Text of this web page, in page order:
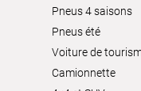
Pneus 4 saisons
Pneus été
Voiture de
Camionnette